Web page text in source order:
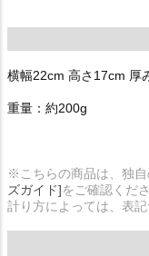
横幅22cm 高さ17cm 厚
重量：約200g
※こちらの商品は、独
ズガイド]をご確認くださ
計り方によっては、表